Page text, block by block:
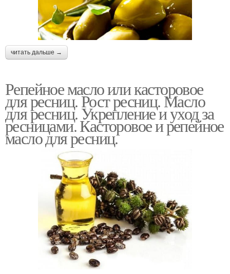
читать дальше →
Репейное масло или касторовое
для ресниц. Рост ресниц. Масло
для ресниц. Укрепление и уход за
ресницами. Касторовое и репейное
масло для ресниц.